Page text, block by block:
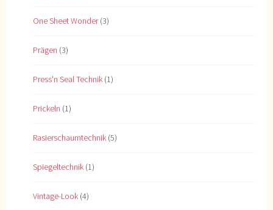
One Sheet Wonder(3)
Prägen (3)
Press'n Seal Technik (1)
Prickeln (1)
Rasierschaumtechnik (5)
Spiegeltechnik (1)
Vintage-Look (4)